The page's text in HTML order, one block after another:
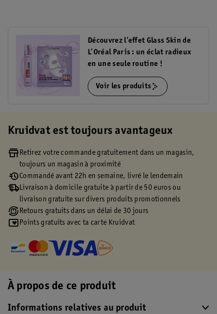
Découvrez l’effet Glass Skin de
L’Oréal Paris : un éclat radieux
en une seule routine !
Voir les produits
Kruidvat est toujours avantageux
Retirez votre commande gratuitement dans un magasin,
toujours un magasin à proximité
Commandé avant 22h en semaine, livré le lendemain
Livraison à domicile gratuite à partir de 50 euros ou
livraison gratuite sur divers produits promotionnels
Retours gratuits dans un délai de 30 jours
Points gratuits avec ta carte Kruidvat
À propos de ce produit
Informations relatives au produit